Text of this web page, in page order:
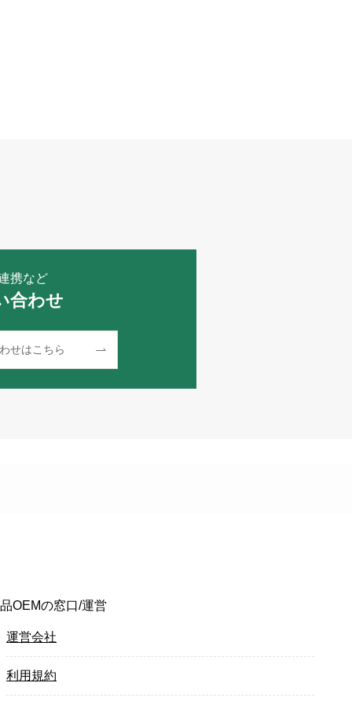
携など
合わせ
せはこちら
OEMの窓口/運営
運営会社
利用規約